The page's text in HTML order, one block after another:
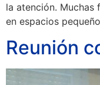
la atención. Muchas
en espacios
Reunión